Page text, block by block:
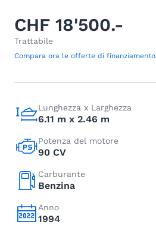
CHF 18'500.-
Trattabile
Compara ora le offerte di finanziamento
Lunghezza x Larghezza
6.11 m x 2.46 m
Potenza del motore
90 CV
Carburante
Benzina
Anno
1994